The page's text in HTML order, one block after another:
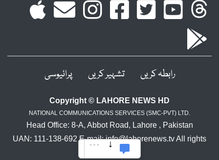
رابطہ کریں تشہیر کریں پرائیوسی
Copyright © LAHORE NEWS HD
NATIONAL COMMUNICATIONS SERVICES (SMC-PVT) LTD.
Head Office: 8-A, Abbot Road, Lahore , Pakistan
UAN: 111-138-692 E-mail: info@lahorenews.tv All rights
reserved.